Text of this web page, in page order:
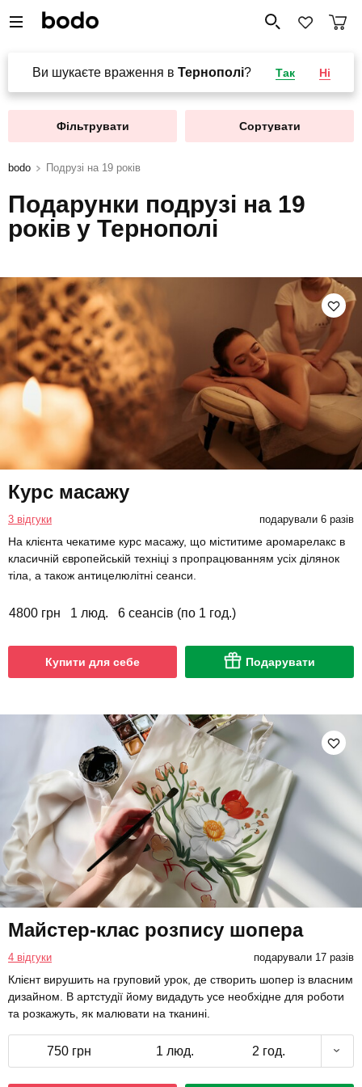
Ви шукаєте враження в Тернополі? Так Ні
Фільтрувати Сортувати
bodo Подрузі на 19 років
Подарунки подрузі на 19
років у Тернополі
Курс масажу
3 відгуки подарували 6 разів
На клієнта чекатиме курс масажу, що міститиме аромарелакс в
класичній європейській техніці з пропрацюванням усіх ділянок
тіла, а також антицелюлітні сеанси.
4800 грн 1 люд. 6 сеансів (по 1 год.)
Купити для себе Подарувати
Майстер-клас розпису шопера
4 відгуки подарували 17 разів
Клієнт вирушить на груповий урок, де створить шопер із власним
дизайном. В артстудії йому видадуть усе необхідне для роботи
та розкажуть, як малювати на тканині.
750 грн 1 люд. 2 год.